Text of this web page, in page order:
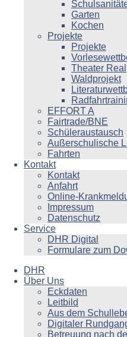
Garten
Kochen
Projekte
Projekte
Theater Real
Waldprojekt
EFFORT A
Fairtrade/BNE
Schüleraustausch
Außerschulische
Fahrten
Kontakt
Kontakt
Anfahrt
Online-
Impressum
Datenschutz
Service
DHR Digital
Formulare zum
DHR
Über Uns
Eckdaten
Leitbild
Aus dem
Digitaler
Betreuung nach